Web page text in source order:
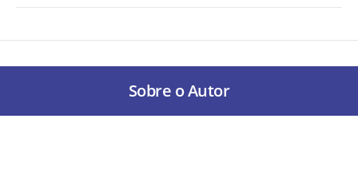
Sobre o Autor